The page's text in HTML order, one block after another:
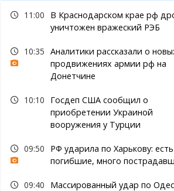
11:00
В Краснодарском крае рф
уничтожен вражеский РЭБ
10:35 Аналитики рассказали о
продвижениях армии рф на
Донетчине
10:10
Госдеп США сообщил о
приобретении Украиной
вооружения у Турции
09:50
РФ ударила по Харькову: есть
погибшие, много
09:40
Массированный удар по